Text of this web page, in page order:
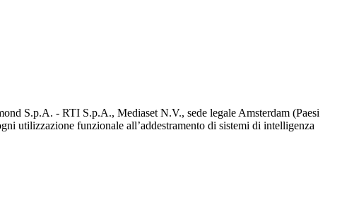
S.p.A. - RTI S.p.A., Mediaset N.V., sede legale Amsterdam (Paesi
utilizzazione funzionale all’addestramento di sistemi di intelligenza